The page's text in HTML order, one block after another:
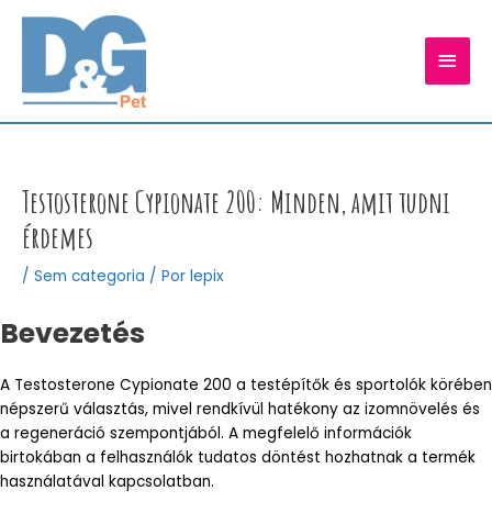
conteúdo
Testosterone Cypionate 200: Minden, amit tudni
érdemes
/ Sem categoria / Por lepix
Bevezetés
A Testosterone Cypionate 200 a testépítők és sportolók körében
népszerű választás, mivel rendkívül hatékony az izomnövelés és
a regeneráció szempontjából. A megfelelő információk
birtokában a felhasználók tudatos döntést hozhatnak a termék
használatával kapcsolatban.